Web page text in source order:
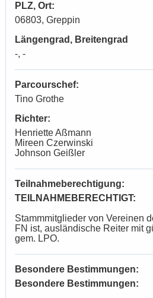
PLZ, Ort:
06803, Greppin
Längengrad, Breitengrad
-, -
Parcourschef:
Tino Grothe
Richter:
Henriette Aßmann
Mireen Czerwinski
Johnson Geißler
Teilnahmeberechtigung:
TEILNAHMEBERECHTIGT:
Stammmitglieder von Vereinen
FN ist, ausländische Reiter mit
gem. LPO.
Besondere Bestimmungen:
Besondere Bestimmungen: